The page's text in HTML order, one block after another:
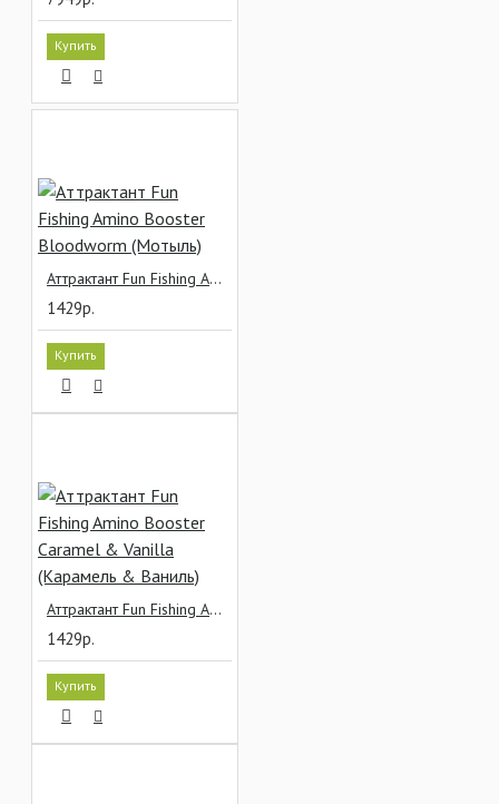
Купить
Аттрактант Fun Fishing Amino Booster Bloodworm (Мотыль)
1429р.
Купить
Аттрактант Fun Fishing Amino Booster Caramel & Vanilla (Карамель & Ваниль)
1429р.
Купить